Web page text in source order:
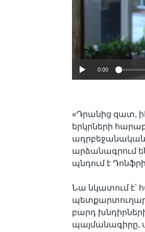
0:00
«Դրանից զատ,
երկրների
ադրբեջանական
արձանագրում
պնդում է
Նա նկատում է՝
պետքարտուղար
բարդ
պայմանագիրը,